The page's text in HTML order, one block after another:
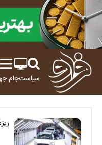
سیاستجام